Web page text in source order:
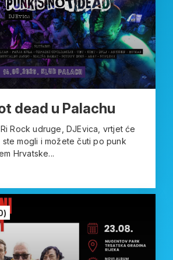
dead u Palachu
Rock udruge, DJEvica, vrtjet će
mogli i možete čuti po punk
Hrvatske...